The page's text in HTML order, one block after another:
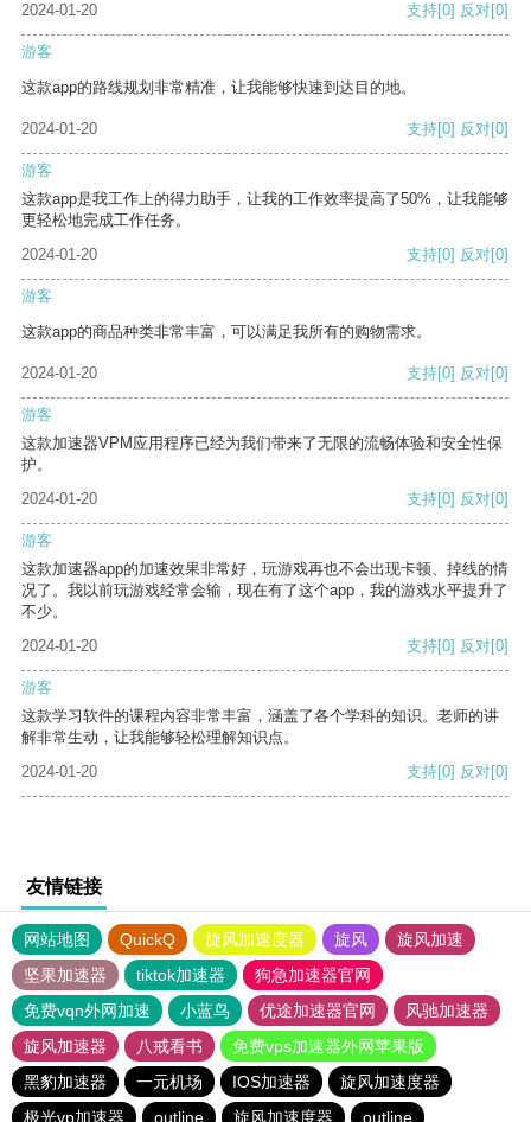
2024-01-20 支持[0] 反对[0]
游客
这款app的路线规划非常精准，让我能够快速到达目的地。
2024-01-20 支持[0] 反对[0]
游客
这款app是我工作上的得力助手，让我的工作效率提高了50%，让我能够
更轻松地完成工作任务。
2024-01-20
支持[0] 反对[0]
游客
这款app的商品种类非常丰富，可以满足我所有的购物需求。
2024-01-20 支持[0] 反对[0]
游客
这款加速器VPM应用程序已经为我们带来了无限的流畅体验和安全性保
护。
2024-01-20
支持[0] 反对[0]
游客
这款加速器app的加速效果非常好，玩游戏再也不会出现卡顿、掉线的情
况了。我以前玩游戏经常会输，现在有了这个app，我的游戏水平提升了
不少。
2024-01-20
支持[0] 反对[0]
游客
这款学习软件的课程内容非常丰富，涵盖了各个学科的知识。老师的讲
解非常生动，让我能够轻松理解知识点。
2024-01-20
支持[0] 反对[0]
友情链接
网站地图 QuickQ 旋风加速度器 旋风
旋风加速
坚果加速器
tiktok加速器
狗急加速器官网
免费vqn外网加速
小蓝鸟 优途加速器官网
风驰加速器
旋风加速器
八戒看书
免费vps加速器外网苹果版
黑豹加速器
一元机场 IOS加速器
旋风加速度器
极光vp加速器
outline 旋风加速度器 outline